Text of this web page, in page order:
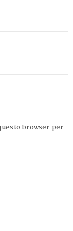
browser per